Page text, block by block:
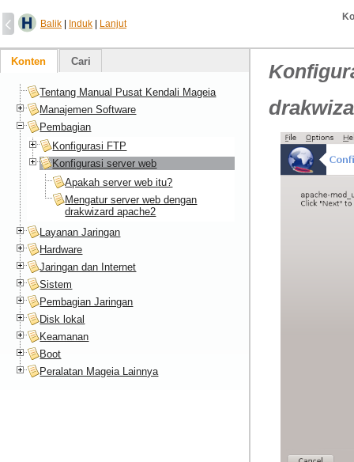
Balik Induk Lanjut
Konten Cari
Tentang Manual Pusat Kendali Mageia
Manajemen Software
Pembagian
Konfigurasi FTP
Konfigurasi server web
Apakah server web itu?
Mengatur server web dengan
drakwizard apache2
Layanan Jaringan
Hardware
Jaringan dan Internet
Sistem
Pembagian Jaringan
Disk lokal
Keamanan
Boot
Peralatan Mageia Lainnya